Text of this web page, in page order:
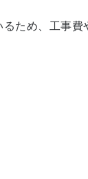
ため、工事費